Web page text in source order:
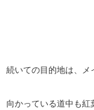
続いての目的地は、メ
向かっている道中も紅